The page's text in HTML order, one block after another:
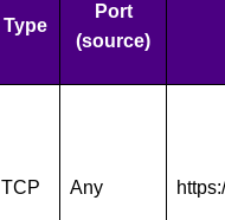
Type
Port
(source)
TCP Any